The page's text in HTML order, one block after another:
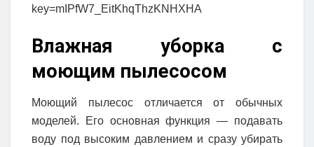
Влажная уборка с
моющим пылесосом
Моющий пылесос отличается от обычных
моделей. Его основная функция — подавать
воду под высоким давлением и сразу убирать